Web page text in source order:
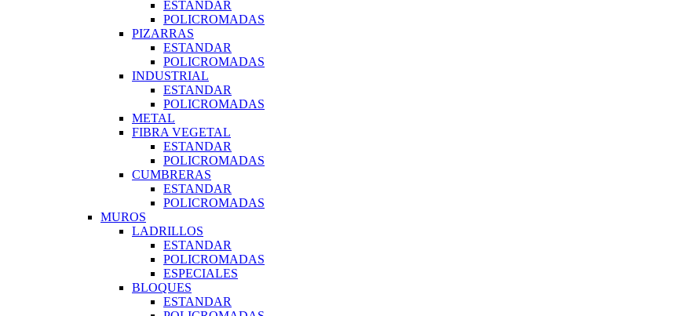
ESTANDAR
POLICROMADAS
PIZARRAS
ESTANDAR
POLICROMADAS
INDUSTRIAL
ESTANDAR
POLICROMADAS
METAL
FIBRA VEGETAL
ESTANDAR
POLICROMADAS
CUMBRERAS
ESTANDAR
POLICROMADAS
MUROS
LADRILLOS
ESTANDAR
POLICROMADAS
ESPECIALES
BLOQUES
ESTANDAR